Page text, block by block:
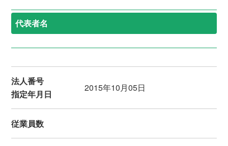
代表者名
法人番号
指定年月日
2015年10月05日
従業員数